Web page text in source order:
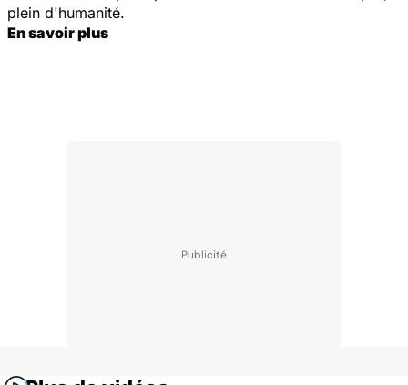
plein d'humanité.
En savoir plus